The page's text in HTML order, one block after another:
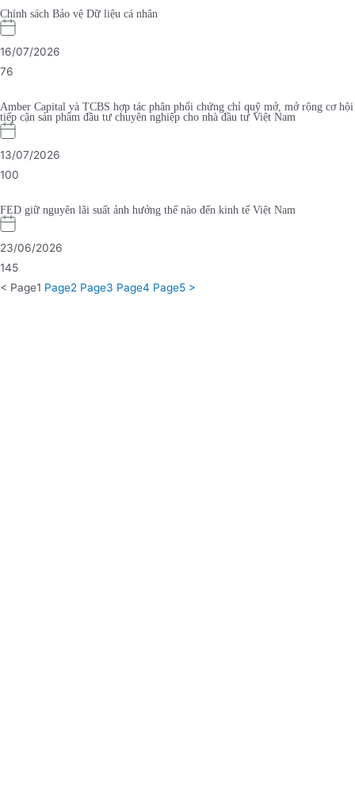
Chính sách Bảo vệ Dữ liệu cá nhân
16/07/2026
76
Amber Capital và TCBS hợp tác phân phối chứng chỉ quỹ mở, mở rộng cơ hội
tiếp cận sản phẩm đầu tư chuyên nghiệp cho nhà đầu tư Việt Nam
13/07/2026
100
FED giữ nguyên lãi suất ảnh hưởng thế nào đến kinh tế Việt Nam
23/06/2026
145
< Page1 Page2 Page3 Page4 Page5 >